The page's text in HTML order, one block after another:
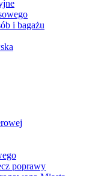
i bagażu
poprawy